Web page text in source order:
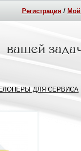
Регистрация / Мой
ДЛЯ СЕРВИСА